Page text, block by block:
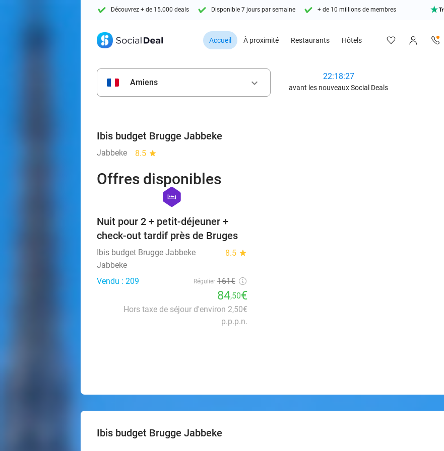
Découvrez + de 15.000 deals Disponible 7 jours par semaine + de 10 millions de membres
Accueil À proximité Restaurants Hôtels
Amiens keyboard_arrow_down
22:18:25
avant les nouveaux Social Deals
Ibis budget Brugge Jabbeke
Jabbeke 8.5 star
Offres disponibles
hexagon
hotel
Nuit pour 2 + petit-déjeuner +
check-out tardif près de Bruges
Ibis budget Brugge Jabbeke 8.5 star
Jabbeke
Vendu : 209
Régulier 161€
84,50€
Hors taxe de séjour d'environ 2,50€
p.p.p.n.
Ibis budget Brugge Jabbeke